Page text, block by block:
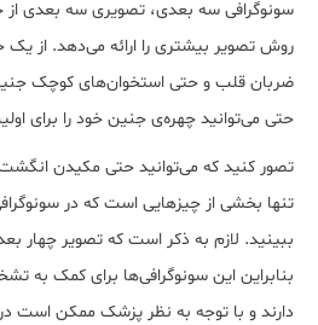
سونوگرافی سه بعدی، تصویری سه بعدی از
روش تصویر بیشتری را ارائه می‌دهد. از
ضربان قلب و حتی استخوان‌های کوچک
حتی می‌توانید چهره‌‌ی جنین خود را برای
تصور کنید که می‌توانید حتی مکیدن انگشت
تنها بخشی از چیزهایی است که در
ببینید. لازم به ذکر است که تصویر چهار
بنابراین این سونوگرافی‌ها برای کمک به
دارند و با توجه به نظر پزشک ممکن است در